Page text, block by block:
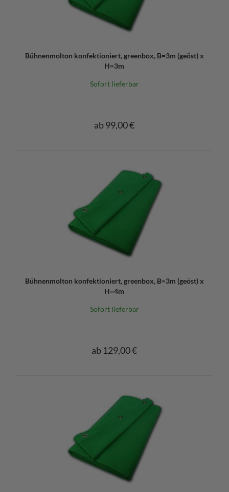
Bühnenmolton konfektioniert, greenbox, B=3m (geöst) x
H=3m
Sofort lieferbar
ab 99,00 €
Bühnenmolton konfektioniert, greenbox, B=3m (geöst) x
H=4m
Sofort lieferbar
ab 129,00 €